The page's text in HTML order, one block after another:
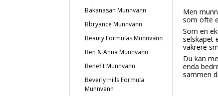
Bakanasan Munnvann
Bbryance Munnvann
Beauty Formulas Munnvann
Ben & Anna Munnvann
Benefit Munnvann
Beverly Hills Formula
Munnvann
Men
som ofte
Som en
selskapet
vakrere
Du kan
enda
sammen